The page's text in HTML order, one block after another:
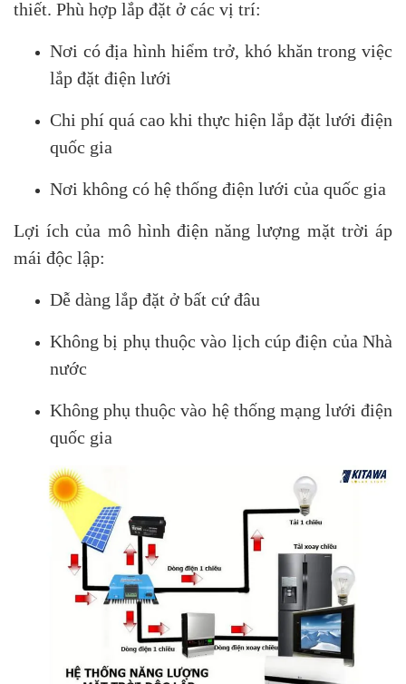
thiết. Phù hợp lắp đặt ở các vị trí:
Nơi có địa hình hiểm trở, khó khăn trong việc
lắp đặt điện lưới
Chi phí quá cao khi thực hiện lắp đặt lưới điện
quốc gia
Nơi không có hệ thống điện lưới của quốc gia
Lợi ích của mô hình điện năng lượng mặt trời áp
mái độc lập:
Dễ dàng lắp đặt ở bất cứ đâu
Không bị phụ thuộc vào lịch cúp điện của Nhà
nước
Không phụ thuộc vào hệ thống mạng lưới điện
quốc gia